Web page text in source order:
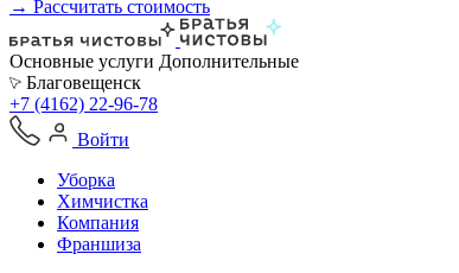
→ Рассчитать стоимость
Основные услуги Дополнительные
Благовещенск
+7 (4162) 22-96-78
Войти
Уборка
Химчистка
Компания
Франшиза